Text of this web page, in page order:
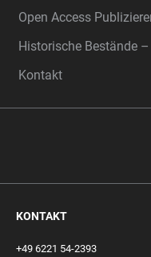
Open Access
Historische Bestände
Kontakt
KONTAKT
+49 6221 54-2393